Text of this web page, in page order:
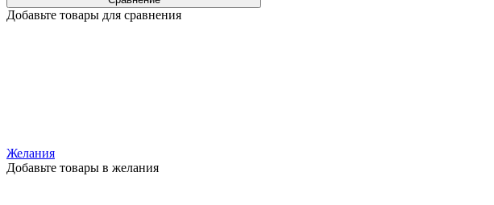
Добавьте товары для сравнения
Желания
Добавьте товары в желания